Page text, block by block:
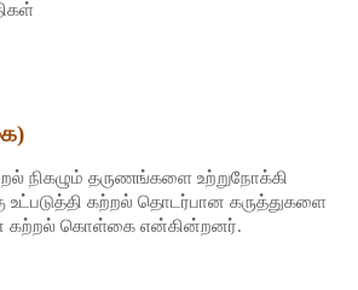
நிகழும் தருணங்களை உற்றுநோக்கி
கற்றல் தொடர்பான கருத்துகளை
கற்றல் கொள்கை என்கின்றனர்.